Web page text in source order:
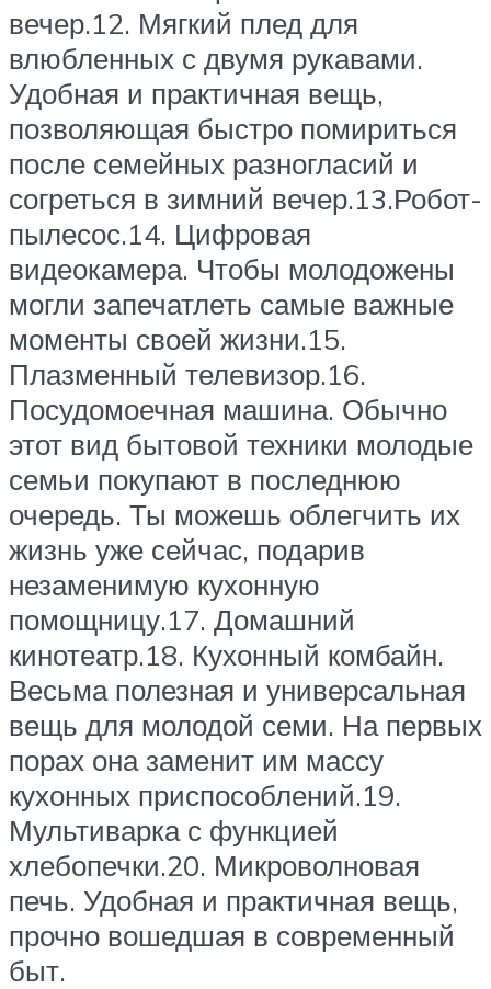
вечер.12. Мягкий плед для
влюбленных с двумя рукавами.
Удобная и практичная вещь,
позволяющая быстро помириться
после семейных разногласий и
согреться в зимний вечер.13.Робот-
пылесос.14. Цифровая
видеокамера. Чтобы молодожены
могли запечатлеть самые важные
моменты своей жизни.15.
Плазменный телевизор.16.
Посудомоечная машина. Обычно
этот вид бытовой техники молодые
семьи покупают в последнюю
очередь. Ты можешь облегчить их
жизнь уже сейчас, подарив
незаменимую кухонную
помощницу.17. Домашний
кинотеатр.18. Кухонный комбайн.
Весьма полезная и универсальная
вещь для молодой семи. На первых
порах она заменит им массу
кухонных приспособлений.19.
Мультиварка с функцией
хлебопечки.20. Микроволновая
печь. Удобная и практичная вещь,
прочно вошедшая в современный
быт.